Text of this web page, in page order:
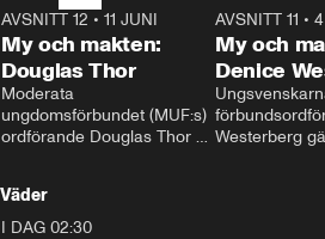
26:27
AVSNITT 12 • 11 JUNI
My och makten:
Douglas Thor
Moderata
ungdomsförbundet (MUF:s)
ordförande Douglas Thor
tonårsutvisningarna och hur
Moderaterna ska locka
AVSNITT 11 •
My och
Denice
Westerberg
Väder
I DAG 02:30